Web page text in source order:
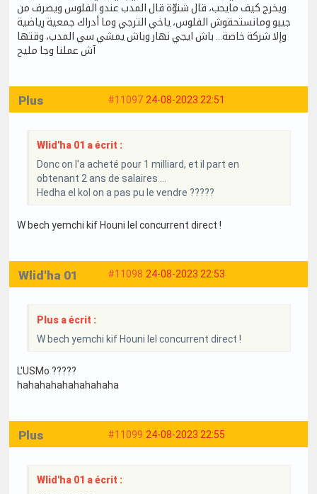
ويخرج كيف مايحب، قال شنوّة قال المدب عندو الفلوس ويصرف من
جيبو ومانستحقوش الفلوس، ياخي الترجي وما أدراك جمعية رياضية
وإلا شركة خاصة… باش ايجي نهار وباش يمشي سي المدب، وقتها
آش عملنا وجا مليح
#11097 24-08-2023 22:51
Plus
Wlid'ha 01 a écrit :
Donc on l'a acheté pour 1 milliard, et il part en
obtenant 2 ans de salaires ...
Hedha el kol on a pas pu le vendre ?????
W bech yemchi kif Houni lel concurrent direct !
#11098 24-08-2023 22:53
Wlid'ha 01
Plus a écrit :
W bech yemchi kif Houni lel concurrent direct !
L'USMo ?????
hahahahahahahahaha
#11099 24-08-2023 22:55
Plus
Wlid'ha 01 a écrit :